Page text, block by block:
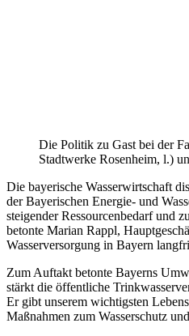
Die Politik zu Gast bei der
Stadtwerke Rosenheim, l.)
Die bayerische Wasserwirtschaft
der Bayerischen Energie- und
steigender Ressourcenbedarf und
betonte Marian Rappl,
Wasserversorgung in Bayern
Zum Auftakt betonte Bayerns
stärkt die öffentliche
Er gibt unserem wichtigsten
Maßnahmen zum Wasserschutz